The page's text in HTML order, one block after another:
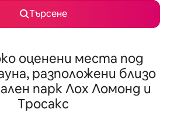
Търсене
оценени места под
разположени близо
парк Лох Ломонд и
Тросакс